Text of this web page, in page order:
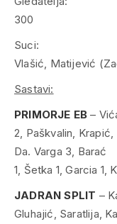
300
Suci:
Vlašić, Matijević
Sastavi:
PRIMORJE EB –
2, Paškvalin,
Da. Varga 3, Barać
1, Šetka 1, Garcia 1,
JADRAN SPLIT –
Gluhajić, Saratlija,